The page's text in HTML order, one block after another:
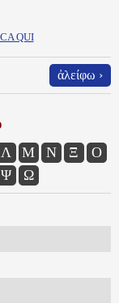
QUI
ἀλείφω ›
Λ Μ Ν Ξ
Ο
Ψ Ω